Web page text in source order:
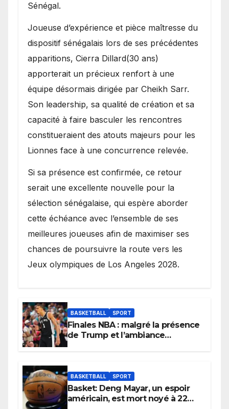
Sénégal.
Joueuse d’expérience et pièce maîtresse du
dispositif sénégalais lors de ses précédentes
apparitions, Cierra Dillard(30 ans)
apporterait un précieux renfort à une
équipe désormais dirigée par Cheikh Sarr.
Son leadership, sa qualité de création et sa
capacité à faire basculer les rencontres
constitueraient des atouts majeurs pour les
Lionnes face à une concurrence relevée.
Si sa présence est confirmée, ce retour
serait une excellente nouvelle pour la
sélection sénégalaise, qui espère aborder
cette échéance avec l’ensemble de ses
meilleures joueuses afin de maximiser ses
chances de poursuivre la route vers les
Jeux olympiques de Los Angeles 2028.
BASKETBALL SPORT
Finales NBA : malgré la présence
de Trump et l’ambiance
BASKETBALL SPORT
Basket: Deng Mayar, un espoir
américain, est mort noyé à 22